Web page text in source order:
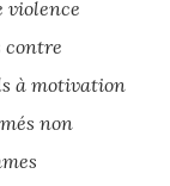
violence
contre
à motivation
non